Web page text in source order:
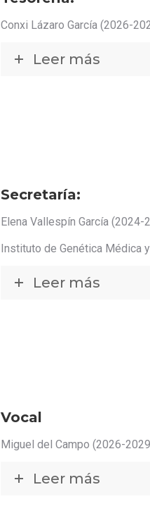
Conxi Lázaro García (2026-
Leer más
Secretaría:
Elena Vallespín García (2024-
Instituto de Genética Médica
Leer más
Vocal
Miguel del Campo (2026-
Leer más